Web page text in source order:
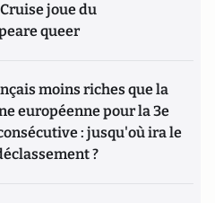
joue du
queer
moins riches que la
européenne pour la 3e
: jusqu'où ira le
?